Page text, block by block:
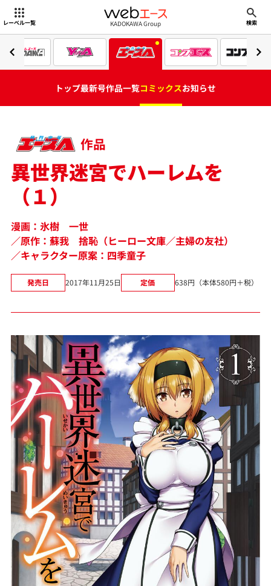
レーベル一覧 webエース
KADOKAWA Group 検索
トップ最新号作品一覧コミックスお知らせ
作品
異世界迷宮でハーレムを
（１）
漫画：氷樹 一世
原作：蘇我 捨恥（ヒーロー文庫／主婦の友社）
キャラクター原案：四季童子
発売日 2017年11月25日 定価 638円（本体580円＋税）